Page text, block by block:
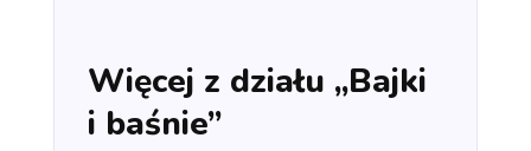
Więcej z działu „Bajki
i baśnie”